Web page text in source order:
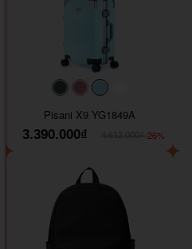
#40454a#b76e79
Pisani X9 YG1849A
3.390.000₫
-26%